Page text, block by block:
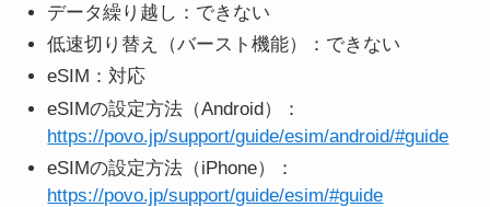
データ繰り越し：できない
低速切り替え（バースト機能）：できない
eSIM：対応
eSIMの設定方法（Android）：
https://povo.jp/support/guide/esim/android/#guide
eSIMの設定方法（iPhone）：
https://povo.jp/support/guide/esim/#guide